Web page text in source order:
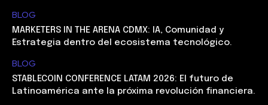
BLOG
MARKETERS IN THE ARENA CDMX: IA, Comunidad y
Estrategia dentro del ecosistema tecnológico.
BLOG
STABLECOIN CONFERENCE LATAM 2026: El futuro de
Latinoamérica ante la próxima revolución financiera.